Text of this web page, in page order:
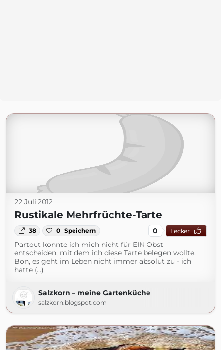
22 Juli 2012
Rustikale Mehrfrüchte-Tarte
38 0 Speichern 0 Lecker
Partout konnte ich mich nicht für EIN Obst
entscheiden, mit dem ich diese Tarte belegen wollte.
Bon, es geht im Leben nicht immer absolut zu - ich
hatte (...)
Salzkorn – meine Gartenküche
salzkorn.blogspot.com